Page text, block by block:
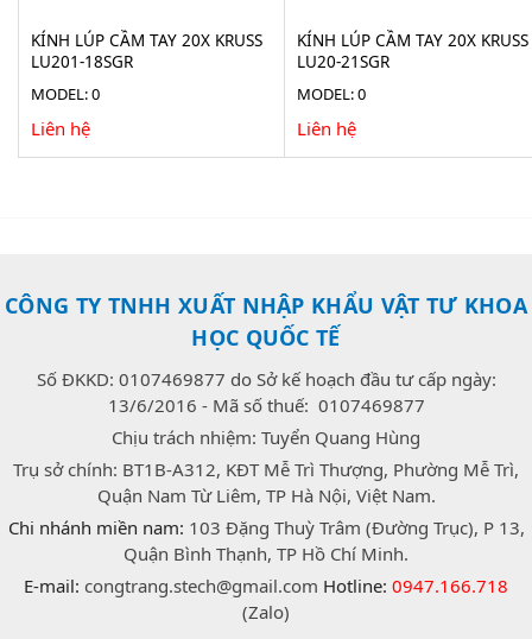
KÍNH LÚP CẦM TAY 20X KRUSS
LU201-18SGR
MODEL: 0
Liên hệ
KÍNH LÚP CẦM TAY 20X KRUSS
LU20-21SGR
MODEL: 0
Liên hệ
CÔNG TY TNHH XUẤT NHẬP KHẨU VẬT TƯ KHOA
HỌC QUỐC TẾ
Số ĐKKD: 0107469877 do Sở kế hoạch đầu tư cấp ngày:
13/6/2016 - Mã số thuế: 0107469877
Chịu trách nhiệm: Tuyển Quang Hùng
Trụ sở chính: BT1B-A312, KĐT Mễ Trì Thượng, Phường Mễ Trì,
Quận Nam Từ Liêm, TP Hà Nội, Việt Nam.
Chi nhánh miền nam: 103 Đặng Thuỳ Trâm (Đường Trục), P 13,
Quận Bình Thạnh, TP Hồ Chí Minh.
E-mail: congtrang.stech@gmail.com Hotline: 0947.166.718
(Zalo)